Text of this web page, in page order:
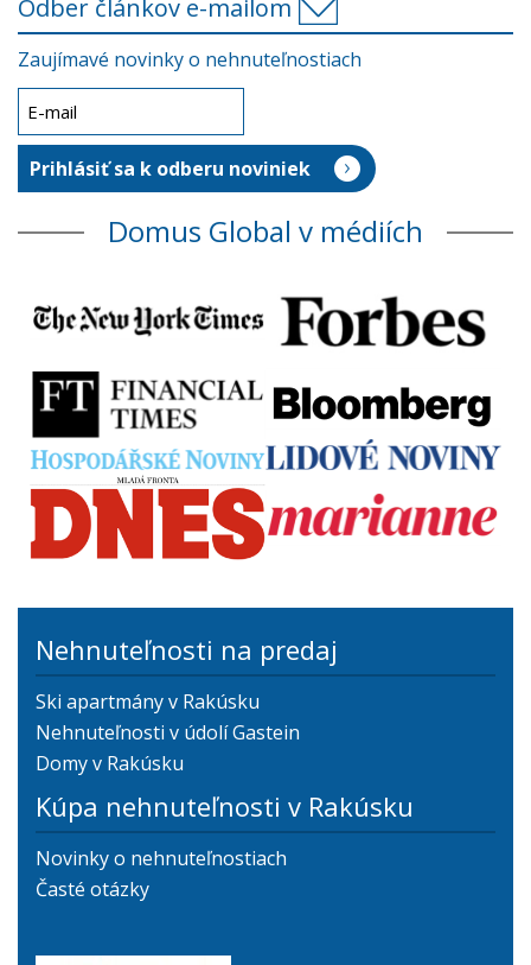
Odber článkov e-mailom
Zaujímavé novinky o nehnuteľnostiach
Domus Global v médiích
Nehnuteľnosti na predaj
Ski apartmány v Rakúsku
Nehnuteľnosti v údolí Gastein
Domy v Rakúsku
Kúpa nehnuteľnosti v Rakúsku
Novinky o nehnuteľnostiach
Časté otázky